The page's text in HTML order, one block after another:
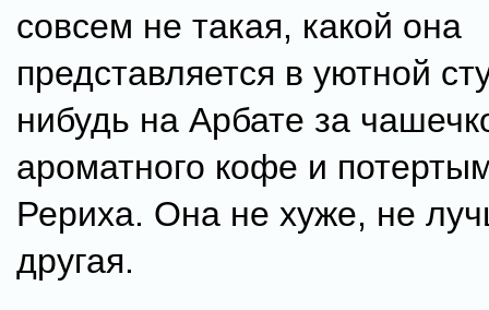
совсем не такая, какой она
представляется в уютной
нибудь на Арбате за
ароматного кофе и
Рериха. Она не хуже, не
другая.